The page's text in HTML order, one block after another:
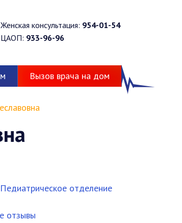
Женская консультация: 954-01-54
ЦАОП: 933-96-96
Вызов врача на дом
Педиатрическое отделение
отзывы